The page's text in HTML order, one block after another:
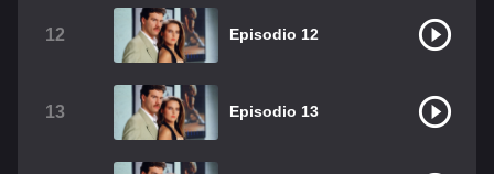
12 Episodio 12
13 Episodio 13